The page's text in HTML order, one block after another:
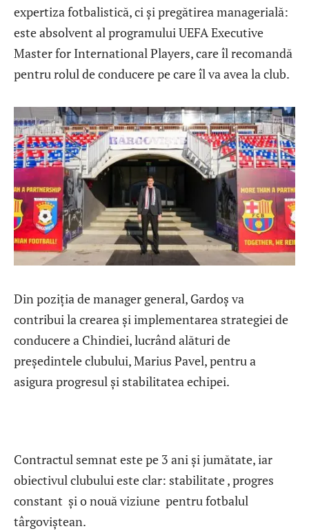
expertiza fotbalistică, ci și pregătirea managerială:
este absolvent al programului UEFA Executive
Master for International Players, care îl recomandă
pentru rolul de conducere pe care îl va avea la club.
Din poziția de manager general, Gardoș va
contribui la crearea și implementarea strategiei de
conducere a Chindiei, lucrând alături de
președintele clubului, Marius Pavel, pentru a
asigura progresul și stabilitatea echipei.
Contractul semnat este pe 3 ani și jumătate, iar
obiectivul clubului este clar: stabilitate , progres
constant și o nouă viziune pentru fotbalul
târgoviștean.